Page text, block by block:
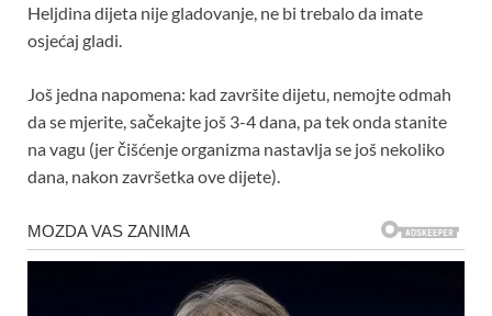
Heljdina dijeta nije gladovanje, ne bi trebalo da imate
osjećaj gladi.
Još jedna napomena: kad završite dijetu, nemojte odmah
da se mjerite, sačekajte još 3-4 dana, pa tek onda stanite
na vagu (jer čišćenje organizma nastavlja se još nekoliko
dana, nakon završetka ove dijete).